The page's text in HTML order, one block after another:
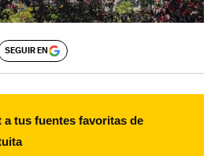
SEGUIR EN
a tus fuentes favoritas de